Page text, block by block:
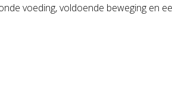
voeding, voldoende beweging